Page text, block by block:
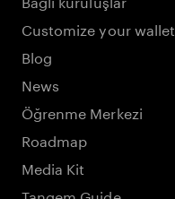
Customize your wallet
Blog
News
Öğrenme Merkezi
Roadmap
Media Kit